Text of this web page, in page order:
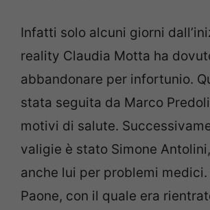
Infatti solo alcuni giorni
reality Claudia Motta ha
abbandonare per infortunio.
stata seguita da Marco
motivi di salute.
valigie è stato Simone
anche lui per problemi medici.
Paone, con il quale era